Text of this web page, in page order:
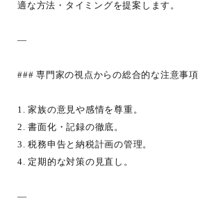
適な方法・タイミングを提案します。
—
### 専門家の視点からの総合的な注意事項
1. 家族の意見や感情を尊重。
2. 書面化・記録の徹底。
3. 税務申告と納税計画の管理。
4. 定期的な対策の見直し。
—